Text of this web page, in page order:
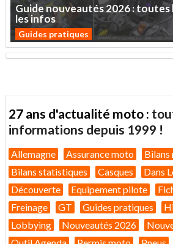
Guidenouveautés2026:toutes
lesinfos
Guides pratiques
27 ans d'actualité moto :
informations depuis 1999 !
Allemagne Assurance moto
Bilans
Bilans statistiques
Casques
Dans
Découverte
Equipement pilote
Freinage
GT Guides pratiques
Lobbying
Nouveautés 2026